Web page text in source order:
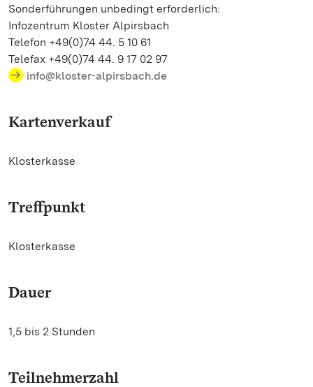
Sonderführungen unbedingt erforderlich:
Infozentrum Kloster Alpirsbach
Telefon +49(0)74 44. 5 10 61
Telefax +49(0)74 44. 9 17 02 97
info@kloster-alpirsbach.de
Kartenverkauf
Klosterkasse
Treffpunkt
Klosterkasse
Dauer
1,5 bis 2 Stunden
Teilnehmerzahl